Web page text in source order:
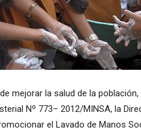
mejorar la salud de la
Nº 773– 2012/MINSA, la
el Lavado de Manos